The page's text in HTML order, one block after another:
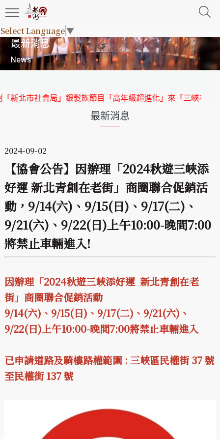
Select Language▼
最新消息
News
北市社會局」銀髮族節目「高年級超進化」來「三峽老街」
最新消息
2024-09-02
【協會公告】因辦理「2024秋遊三峽添
好運 新北青創在老街」商圈聯合促銷活
動，9/14(六)、9/15(日)、9/17(二)、
9/21(六)、9/22(日)上午10:00-晚間7:00
將禁止車輛進入!
因辦理「2024秋遊三峽添好運 新北青創在老
街」商圈聯合促銷活動
9/14(六)、9/15(日)、9/17(二)、9/21(六)、
9/22(日)上午10:00-晚間7:00將禁止車輛進入
已申請道路及騎樓路權範圍 : 三峽區民權街 37 號
至民權街 137 號